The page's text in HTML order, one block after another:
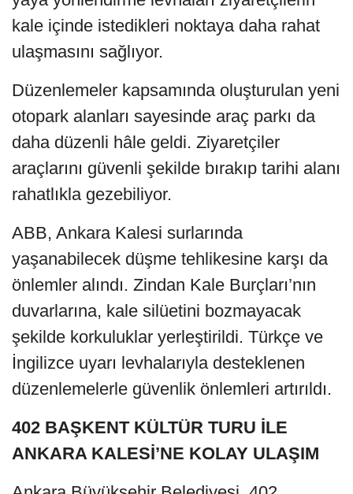
kale içinde istedikleri noktaya daha rahat
ulaşmasını sağlıyor.
Düzenlemeler kapsamında oluşturulan yeni
otopark alanları sayesinde araç parkı da
daha düzenli hâle geldi. Ziyaretçiler
araçlarını güvenli şekilde bırakıp tarihi alanı
rahatlıkla gezebiliyor.
ABB, Ankara Kalesi surlarında
yaşanabilecek düşme tehlikesine karşı da
önlemler alındı. Zindan Kale Burçları’nın
duvarlarına, kale silüetini bozmayacak
şekilde korkuluklar yerleştirildi. Türkçe ve
İngilizce uyarı levhalarıyla desteklenen
düzenlemelerle güvenlik önlemleri artırıldı.
402 BAŞKENT KÜLTÜR TURU İLE
ANKARA KALESİ’NE KOLAY ULAŞIM